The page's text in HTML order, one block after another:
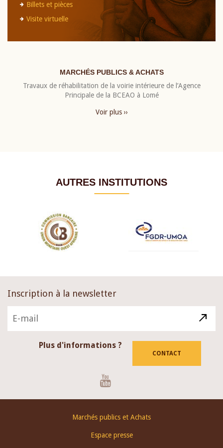
Billets et pièces
Visite virtuelle
MARCHÉS PUBLICS & ACHATS
Travaux de réhabilitation de la voirie intérieure de l’Agence
Principale de la BCEAO à Lomé
Voir plus ››
AUTRES INSTITUTIONS
Inscription à la newsletter
Plus d'informations ?
CONTACT
Marchés publics et Achats
Espace presse